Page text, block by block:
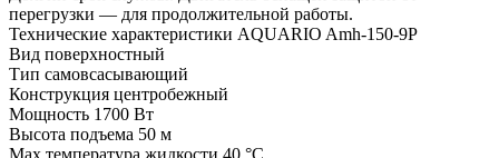
перегрузки — для продолжительной работы.
Технические характеристики AQUARIO Amh-150-9P
Вид поверхностный
Тип самовсасывающий
Конструкция центробежный
Мощность 1700 Вт
Высота подъема 50 м
Мах температура жидкости 40 °С